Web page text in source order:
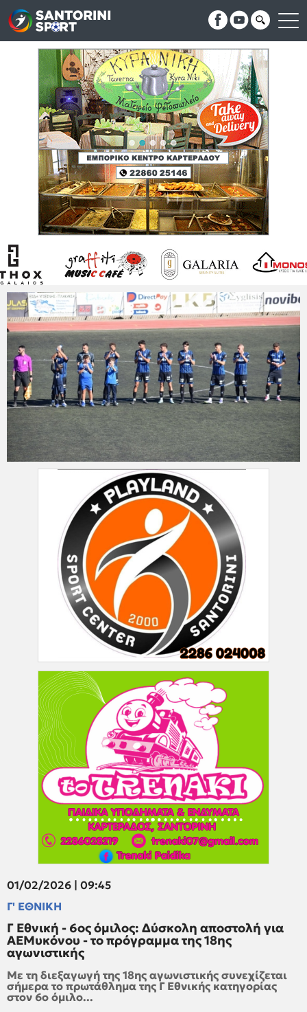
01/02/2026 | 09:45
Γ' ΕΘΝΙΚΗ
Γ Εθνική - 6ος όμιλος: Δύσκολη αποστολή για
ΑΕΜυκόνου - το πρόγραμμα της 18ης
αγωνιστικής
Με τη διεξαγωγή της 18ης αγωνιστικής συνεχίζεται
σήμερα το πρωτάθλημα της Γ Εθνικής κατηγορίας
στον 6ο όμιλο...